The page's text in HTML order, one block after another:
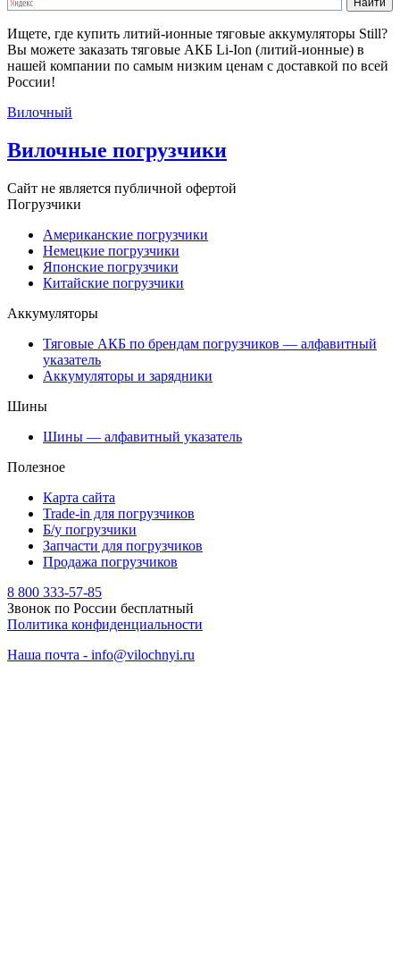
Ищете, где купить литий-ионные тяговые аккумуляторы Still?
Вы можете заказать тяговые АКБ Li-Ion (литий-ионные) в
нашей компании по самым низким ценам с доставкой по всей
России!
Вилочный
Вилочные погрузчики
Сайт не является публичной офертой
Погрузчики
Американские погрузчики
Немецкие погрузчики
Японские погрузчики
Китайские погрузчики
Аккумуляторы
Тяговые АКБ по брендам погрузчиков — алфавитный
указатель
Аккумуляторы и зарядники
Шины
Шины — алфавитный указатель
Полезное
Карта сайта
Trade-in для погрузчиков
Б/у погрузчики
Запчасти для погрузчиков
Продажа погрузчиков
8 800 333-57-85
Звонок по России бесплатный
Политика конфиденциальности
Наша почта - info@vilochnyi.ru